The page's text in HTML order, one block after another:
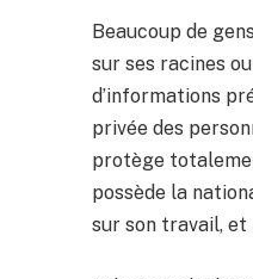
Beaucoup de
sur ses racines
d’informations
privée des
protège
possède la
sur son travail, et